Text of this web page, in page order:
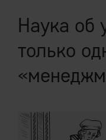
Наука об
только